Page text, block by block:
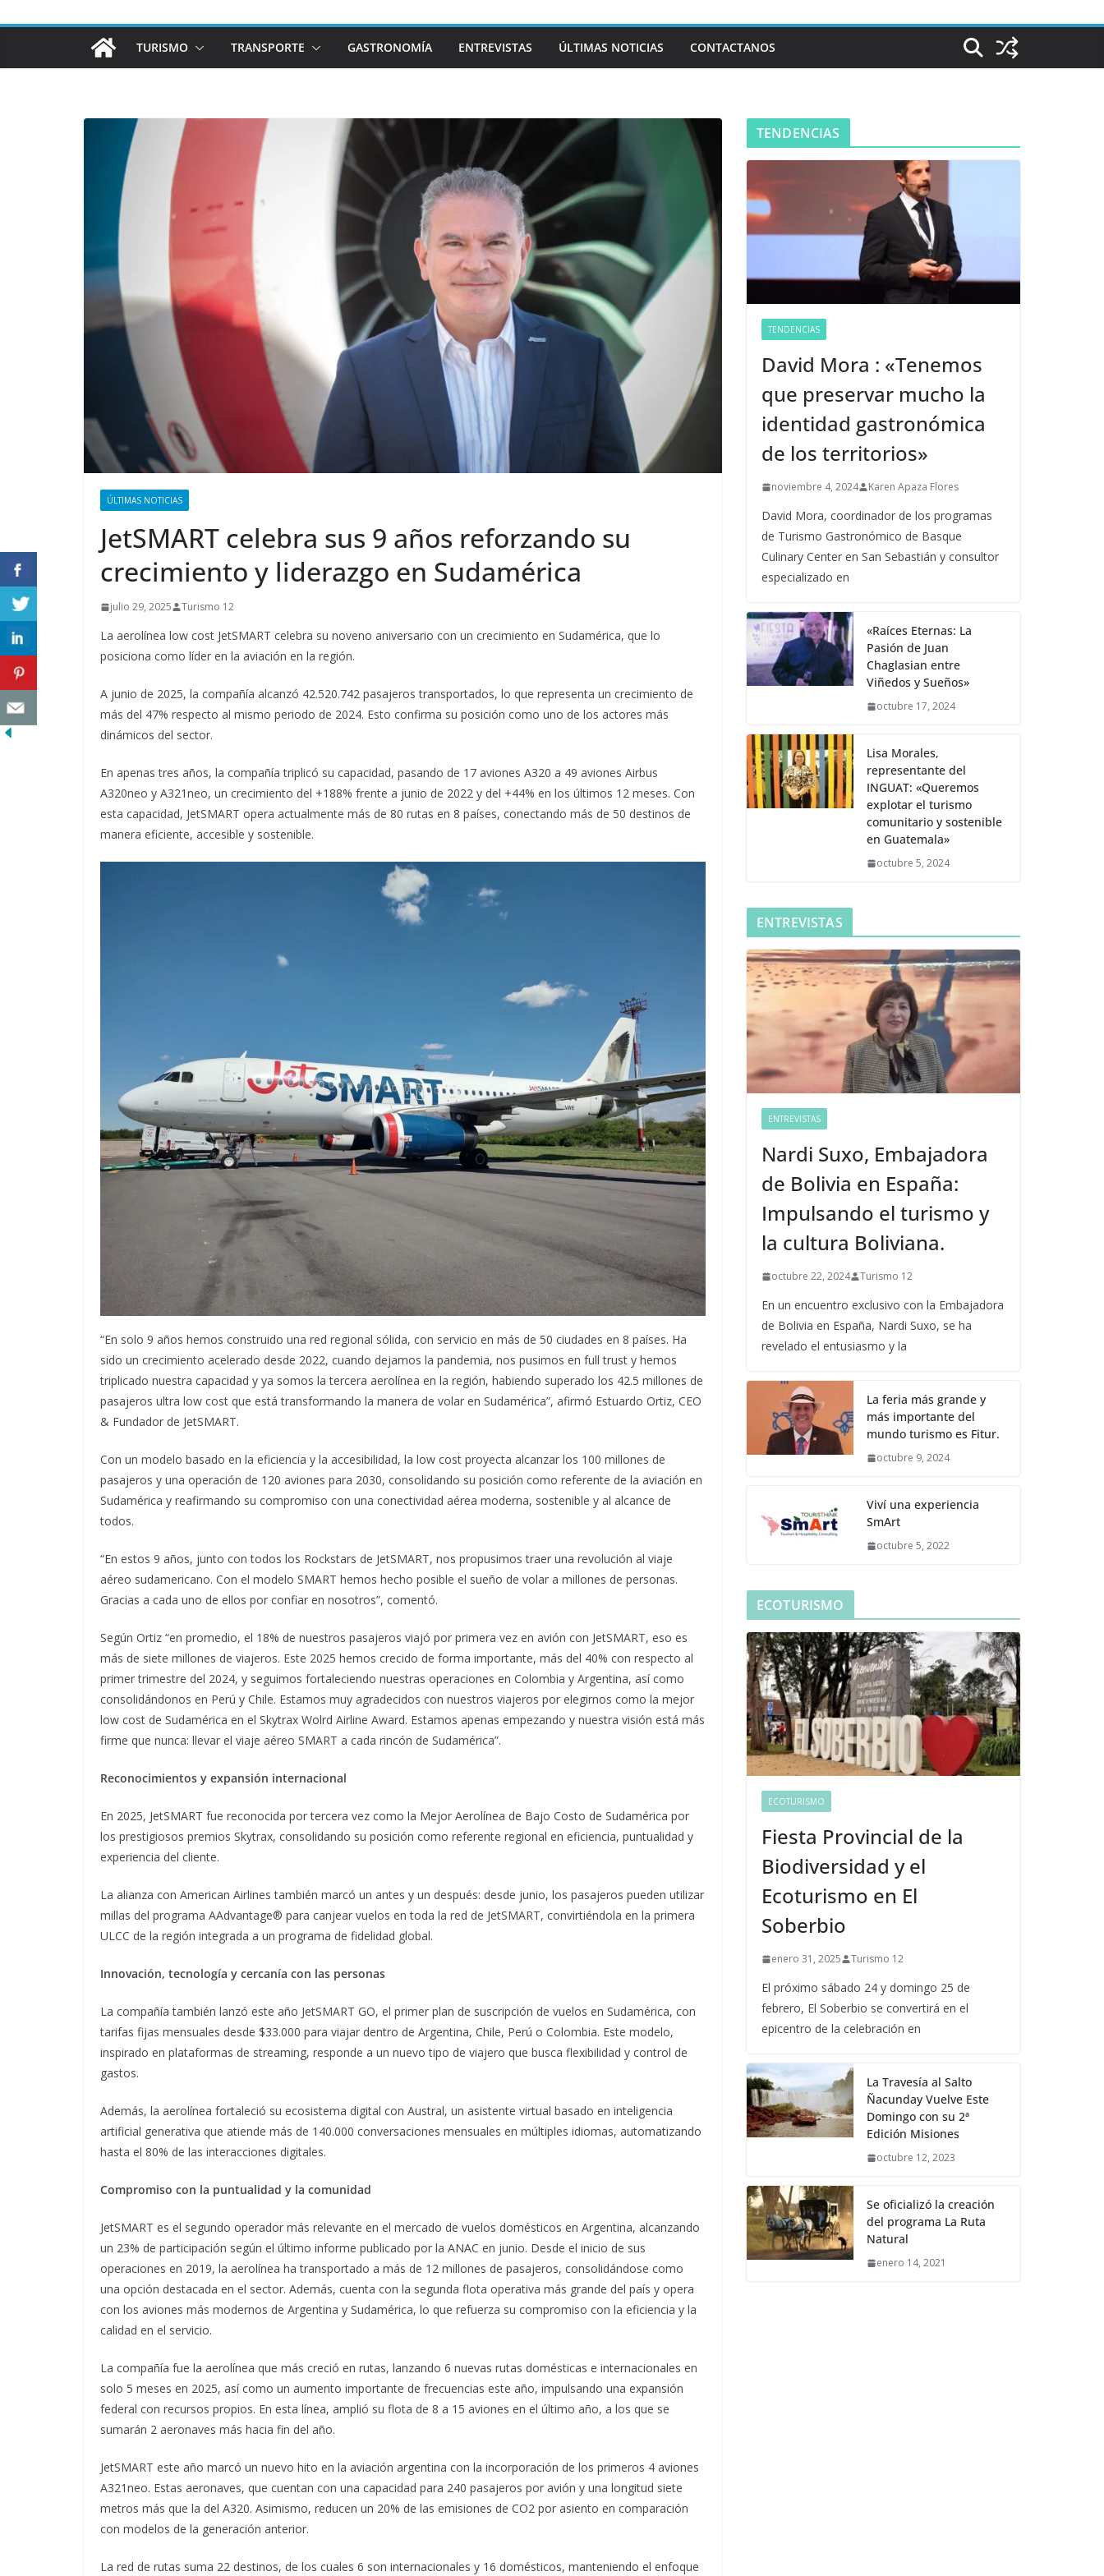
TURISMO TRANSPORTE GASTRONOMÍA ENTREVISTAS ÚLTIMAS NOTICIAS CONTACTANOS
ÚLTIMAS NOTICIAS
JetSMART celebra sus 9 años reforzando su
crecimiento y liderazgo en Sudamérica
julio 29, 2025 Turismo 12
La aerolínea low cost JetSMART celebra su noveno aniversario con un crecimiento en Sudamérica, que lo
posiciona como líder en la aviación en la región.
A junio de 2025, la compañía alcanzó 42.520.742 pasajeros transportados, lo que representa un crecimiento de
más del 47% respecto al mismo periodo de 2024. Esto confirma su posición como uno de los actores más
dinámicos del sector.
En apenas tres años, la compañía triplicó su capacidad, pasando de 17 aviones A320 a 49 aviones Airbus
A320neo y A321neo, un crecimiento del +188% frente a junio de 2022 y del +44% en los últimos 12 meses. Con
esta capacidad, JetSMART opera actualmente más de 80 rutas en 8 países, conectando más de 50 destinos de
manera eficiente, accesible y sostenible.
“En solo 9 años hemos construido una red regional sólida, con servicio en más de 50 ciudades en 8 países. Ha
sido un crecimiento acelerado desde 2022, cuando dejamos la pandemia, nos pusimos en full trust y hemos
triplicado nuestra capacidad y ya somos la tercera aerolínea en la región, habiendo superado los 42.5 millones de
pasajeros ultra low cost que está transformando la manera de volar en Sudamérica”, afirmó Estuardo Ortiz, CEO
& Fundador de JetSMART.
Con un modelo basado en la eficiencia y la accesibilidad, la low cost proyecta alcanzar los 100 millones de
pasajeros y una operación de 120 aviones para 2030, consolidando su posición como referente de la aviación en
Sudamérica y reafirmando su compromiso con una conectividad aérea moderna, sostenible y al alcance de
todos.
“En estos 9 años, junto con todos los Rockstars de JetSMART, nos propusimos traer una revolución al viaje
aéreo sudamericano. Con el modelo SMART hemos hecho posible el sueño de volar a millones de personas.
Gracias a cada uno de ellos por confiar en nosotros”, comentó.
Según Ortiz “en promedio, el 18% de nuestros pasajeros viajó por primera vez en avión con JetSMART, eso es
más de siete millones de viajeros. Este 2025 hemos crecido de forma importante, más del 40% con respecto al
primer trimestre del 2024, y seguimos fortaleciendo nuestras operaciones en Colombia y Argentina, así como
consolidándonos en Perú y Chile. Estamos muy agradecidos con nuestros viajeros por elegirnos como la mejor
low cost de Sudamérica en el Skytrax Wolrd Airline Award. Estamos apenas empezando y nuestra visión está más
firme que nunca: llevar el viaje aéreo SMART a cada rincón de Sudamérica”.
Reconocimientos y expansión internacional
En 2025, JetSMART fue reconocida por tercera vez como la Mejor Aerolínea de Bajo Costo de Sudamérica por
los prestigiosos premios Skytrax, consolidando su posición como referente regional en eficiencia, puntualidad y
experiencia del cliente.
La alianza con American Airlines también marcó un antes y un después: desde junio, los pasajeros pueden utilizar
millas del programa AAdvantage® para canjear vuelos en toda la red de JetSMART, convirtiéndola en la primera
ULCC de la región integrada a un programa de fidelidad global.
Innovación, tecnología y cercanía con las personas
La compañía también lanzó este año JetSMART GO, el primer plan de suscripción de vuelos en Sudamérica, con
tarifas fijas mensuales desde $33.000 para viajar dentro de Argentina, Chile, Perú o Colombia. Este modelo,
inspirado en plataformas de streaming, responde a un nuevo tipo de viajero que busca flexibilidad y control de
gastos.
Además, la aerolínea fortaleció su ecosistema digital con Austral, un asistente virtual basado en inteligencia
artificial generativa que atiende más de 140.000 conversaciones mensuales en múltiples idiomas, automatizando
hasta el 80% de las interacciones digitales.
Compromiso con la puntualidad y la comunidad
JetSMART es el segundo operador más relevante en el mercado de vuelos domésticos en Argentina, alcanzando
un 23% de participación según el último informe publicado por la ANAC en junio. Desde el inicio de sus
operaciones en 2019, la aerolínea ha transportado a más de 12 millones de pasajeros, consolidándose como
una opción destacada en el sector. Además, cuenta con la segunda flota operativa más grande del país y opera
con los aviones más modernos de Argentina y Sudamérica, lo que refuerza su compromiso con la eficiencia y la
calidad en el servicio.
La compañía fue la aerolínea que más creció en rutas, lanzando 6 nuevas rutas domésticas e internacionales en
solo 5 meses en 2025, así como un aumento importante de frecuencias este año, impulsando una expansión
federal con recursos propios. En esta línea, amplió su flota de 8 a 15 aviones en el último año, a los que se
sumarán 2 aeronaves más hacia fin del año.
JetSMART este año marcó un nuevo hito en la aviación argentina con la incorporación de los primeros 4 aviones
A321neo. Estas aeronaves, que cuentan con una capacidad para 240 pasajeros por avión y una longitud siete
metros más que la del A320. Asimismo, reducen un 20% de las emisiones de CO2 por asiento en comparación
con modelos de la generación anterior.
La red de rutas suma 22 destinos, de los cuales 6 son internacionales y 16 domésticos, manteniendo el enfoque
TENDENCIAS
TENDENCIAS
David Mora : «Tenemos
que preservar mucho la
identidad gastronómica
de los territorios»
noviembre 4, 2024 Karen Apaza Flores
David Mora, coordinador de los programas
de Turismo Gastronómico de Basque
Culinary Center en San Sebastián y consultor
especializado en
«Raíces Eternas: La
Pasión de Juan
Chaglasian entre
Viñedos y Sueños»
octubre 17, 2024
Lisa Morales,
representante del
INGUAT: «Queremos
explotar el turismo
comunitario y sostenible
en Guatemala»
octubre 5, 2024
ENTREVISTAS
ENTREVISTAS
Nardi Suxo, Embajadora
de Bolivia en España:
Impulsando el turismo y
la cultura Boliviana.
octubre 22, 2024 Turismo 12
En un encuentro exclusivo con la Embajadora
de Bolivia en España, Nardi Suxo, se ha
revelado el entusiasmo y la
La feria más grande y
más importante del
mundo turismo es Fitur.
octubre 9, 2024
Viví una experiencia
SmArt
octubre 5, 2022
ECOTURISMO
ECOTURISMO
Fiesta Provincial de la
Biodiversidad y el
Ecoturismo en El
Soberbio
enero 31, 2025 Turismo 12
El próximo sábado 24 y domingo 25 de
febrero, El Soberbio se convertirá en el
epicentro de la celebración en
La Travesía al Salto
Ñacunday Vuelve Este
Domingo con su 2ª
Edición Misiones
octubre 12, 2023
Se oficializó la creación
del programa La Ruta
Natural
enero 14, 2021